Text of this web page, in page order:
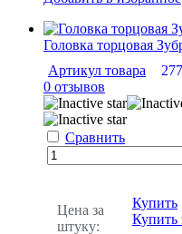
Головка торцовая
Артикул товара
0 отзывов
Сравнить
Цена за
штуку:
Купить
Купить